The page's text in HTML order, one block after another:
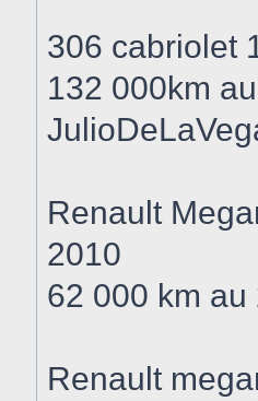
306 cabriolet
132 000km
Renault
2010
62 000 km
Renault